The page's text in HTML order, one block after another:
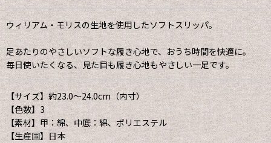
ウィリアム・モリスの生地を使用したソフトスリッパ。
足あたりのやさしいソフトな履き心地で、おうち時間を快適に。
毎日使いたくなる、見た目も履き心地もやさしい一足です。
【サイズ】約23.0〜24.0cm（内寸）
【色数】3
【素材】甲：綿、中底：綿、ポリエステル
【生産国】日本